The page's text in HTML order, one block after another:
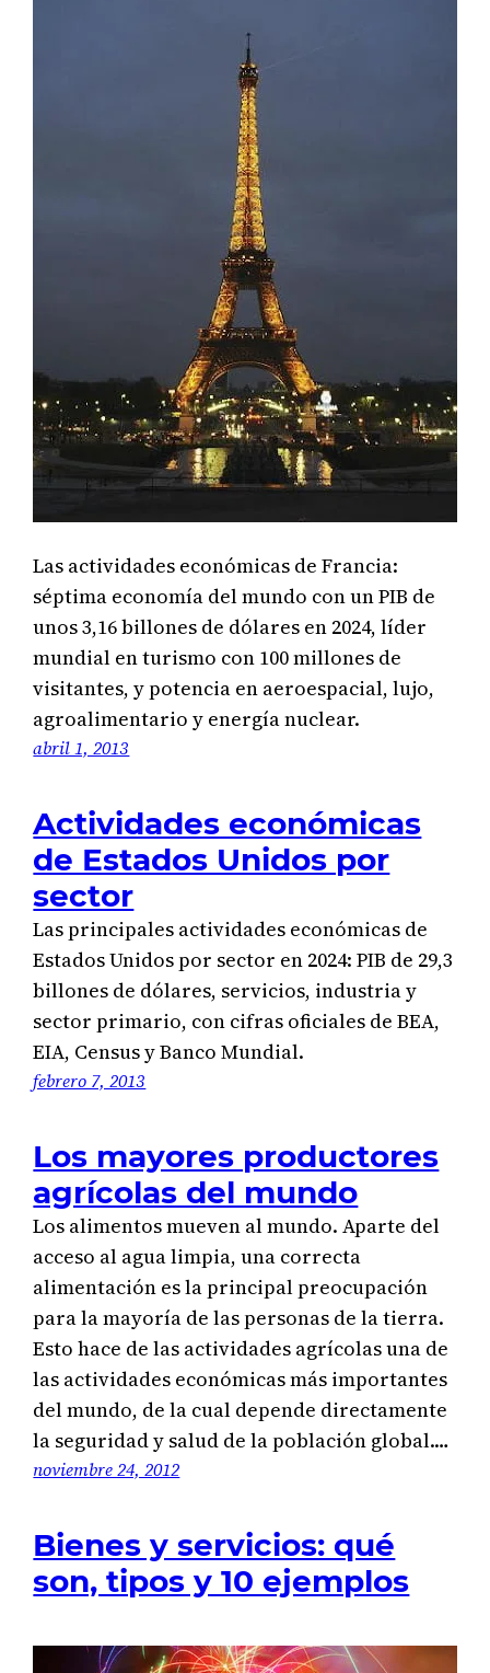
Las actividades económicas de Francia:
séptima economía del mundo con un PIB de
unos 3,16 billones de dólares en 2024, líder
mundial en turismo con 100 millones de
visitantes, y potencia en aeroespacial, lujo,
agroalimentario y energía nuclear.
abril 1, 2013
Actividades económicas
de Estados Unidos por
sector
Las principales actividades económicas de
Estados Unidos por sector en 2024: PIB de 29,3
billones de dólares, servicios, industria y
sector primario, con cifras oficiales de BEA,
EIA, Census y Banco Mundial.
febrero 7, 2013
Los mayores productores
agrícolas del mundo
Los alimentos mueven al mundo. Aparte del
acceso al agua limpia, una correcta
alimentación es la principal preocupación
para la mayoría de las personas de la tierra.
Esto hace de las actividades agrícolas una de
las actividades económicas más importantes
del mundo, de la cual depende directamente
la seguridad y salud de la población global.…
noviembre 24, 2012
Bienes y servicios: qué
son, tipos y 10 ejemplos